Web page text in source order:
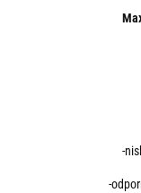
-
-